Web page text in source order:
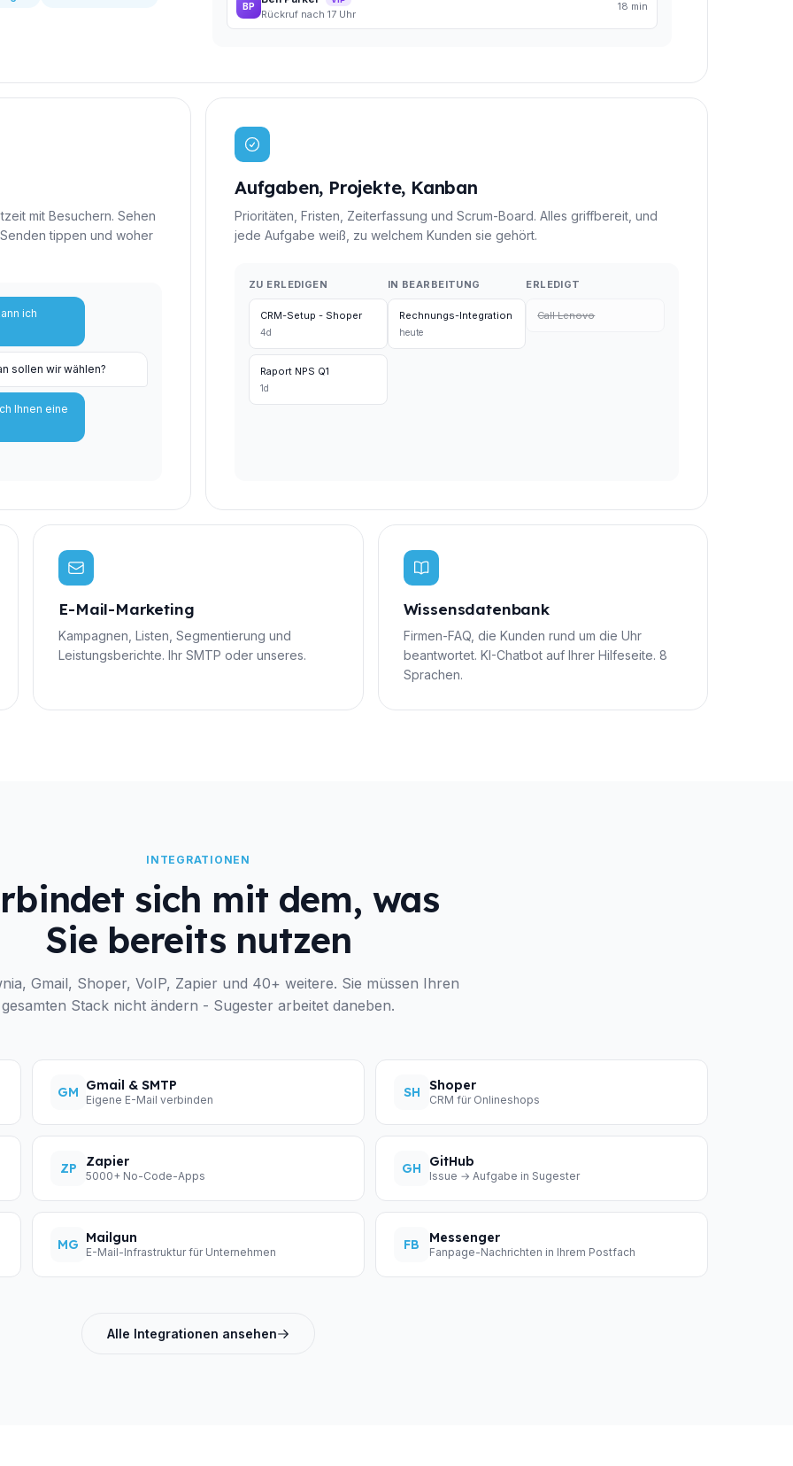
BP
Rückruf nach 17 Uhr
18 min
mit Besuchern. Sehen
tippen und woher
ich
sollen wir wählen?
Ihnen eine
Aufgaben, Projekte, Kanban
Prioritäten, Fristen, Zeiterfassung und Scrum-Board. Alles griffbereit, und
jede Aufgabe weiß, zu welchem Kunden sie gehört.
ZU ERLEDIGEN
CRM-Setup - Shoper
4d
Raport NPS Q1
1d
IN BEARBEITUNG
Rechnungs-Integration
heute
ERLEDIGT
Call Lenovo
E-Mail-Marketing
Kampagnen, Listen, Segmentierung und
Leistungsberichte. Ihr SMTP oder unseres.
Wissensdatenbank
Firmen-FAQ, die Kunden rund um die Uhr
beantwortet. KI-Chatbot auf Ihrer Hilfeseite. 8
Sprachen.
INTEGRATIONEN
sich mit dem, was
Sie bereits nutzen
Gmail, Shoper, VoIP, Zapier und 40+ weitere. Sie müssen Ihren
gesamten Stack nicht ändern - Sugester arbeitet daneben.
GM Gmail & SMTP
Eigene E-Mail verbinden SH Shoper
CRM für Onlineshops
ZP Zapier
5000+ No-Code-Apps GH GitHub
Issue → Aufgabe in Sugester
MG Mailgun
E-Mail-Infrastruktur für Unternehmen FB Messenger
Fanpage-Nachrichten in Ihrem Postfach
Alle Integrationen ansehen